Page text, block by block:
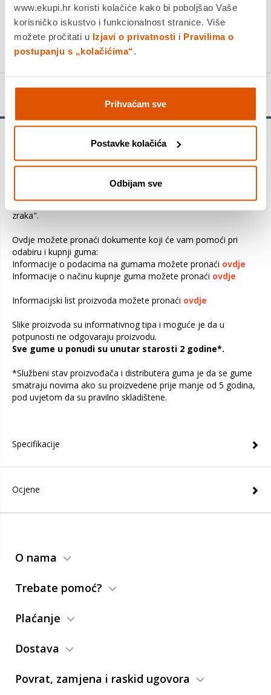
www.ekupi.hr koristi kolačiće kako bi poboljšao Vaše
korisničko iskustvo i funkcionalnost stranice. Više
možete pročitati u Izjavi o privatnosti i Pravilima o
postupanju s „kolačićima“
Prihvaćam sve
Postavke kolačića
Odbijam sve
KUPITE ODMAH
Usporedite proizvod
vozila. Preopterećivanjem vozila opterećuju se gume i ostali
važni dijelovi vozila. To može biti uzrok slabe upravljivosti,
povećane potrošnje goriva i kvara gume. Također može
prouzročiti ozbiljno pucanje, odvajanje dijelova ili "ispuštanje
zraka".
Ovdje možete pronaći dokumente koji će vam pomoći pri
odabiru i kupnji guma:
Informacije o podacima na gumama možete pronaći ovdje
Informacije o načinu kupnje guma možete pronaći ovdje
Informacijski list proizvoda možete pronaći ovdje
Slike proizvoda su informativnog tipa i moguće je da u
potpunosti ne odgovaraju proizvodu.
Sve gume u ponudi su unutar starosti 2 godine*.
*Službeni stav proizvođača i distributera guma je da se gume
smatraju novima ako su proizvedene prije manje od 5 godina,
pod uvjetom da su pravilno skladištene.
Specifikacije
Ocjene
O nama
Trebate pomoć?
Plaćanje
Dostava
Povrat, zamjena i raskid ugovora